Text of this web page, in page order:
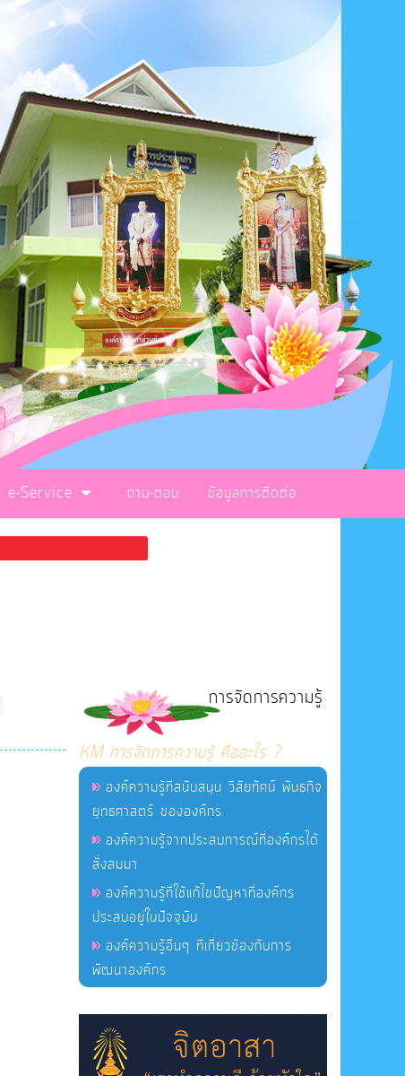
e-Service ถาม-ตอบ ข้อมูลการติดต่อ
การจัดการความรู้
KM การจัดการความรู้ คืออะไร ?
องค์ความรู้ที่สนับสนุน วิสัยทัศน์ พันธกิจ
ยุทธศาสตร์ ขององค์กร
องค์ความรู้จากประสบการณ์ที่องค์กรได้
สั่งสมมา
องค์ความรู้ที่ใช้แก้ไขปัญหาที่องค์กร
ประสบอยู่ในปัจจุบัน
องค์ความรู้อื่นๆ ที่เกี่ยวข้องกับการ
พัฒนาองค์กร